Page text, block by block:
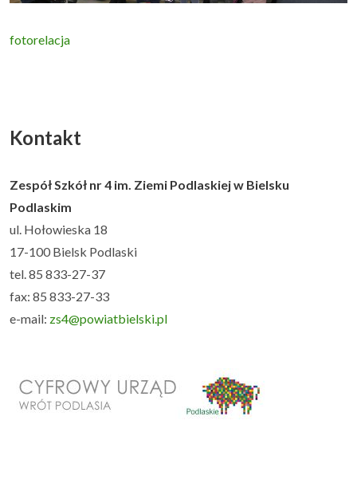
fotorelacja
Kontakt
Zespół Szkół nr 4 im. Ziemi Podlaskiej w Bielsku
Podlaskim
ul. Hołowieska 18
17-100 Bielsk Podlaski
tel. 85 833-27-37
fax: 85 833-27-33
e-mail: zs4@powiatbielski.pl